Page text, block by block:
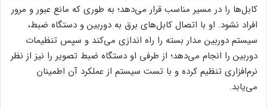
کابل‌ها را در مسیر مناسب قرار می‌دهد؛ به طوری که مانع عبور و مرور
افراد نشود. او با اتصال کابل‌های برق به دوربین و دستگاه ضبط،
سیستم دوربین مدار بسته را راه اندازی می‌کند و سپس تنظیمات
دوربین را انجام می‌دهد؛ از طرفی او دستگاه ضبط تصویر را نیز از نظر
نرم‌افزاری تنظیم کرده و با تست سیستم از عملکرد آن اطمینان
می‌یابد.